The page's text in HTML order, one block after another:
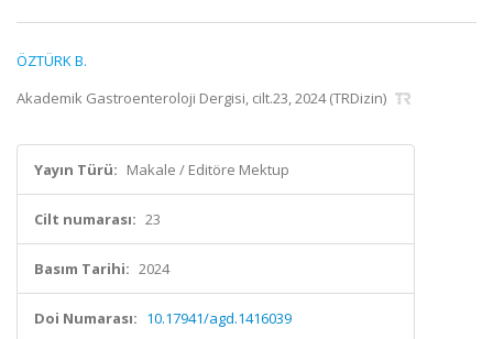
ÖZTÜRK B.
Akademik Gastroenteroloji Dergisi, cilt.23, 2024 (TRDizin)
Yayın Türü: Makale / Editöre Mektup
Cilt numarası: 23
Basım Tarihi: 2024
Doi Numarası: 10.17941/agd.1416039